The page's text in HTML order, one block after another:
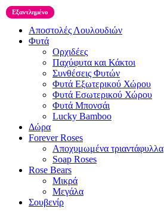
Αποστολές Λουλουδιών
Φυτά
Ορχιδέες
Παχύφυτα και Κάκτοι
Συνθέσεις Φυτών
Φυτά Εξωτερικού Χώρου
Φυτά Εσωτερικού Χώρου
Φυτά Μπονσάι
Lucky Bamboo
Δώρα
Forever Roses
Αποχυμωμένα τριαντάφυλλα
Soap Roses
Rose Βears
Μικρά
Μεγάλα
Σουβενίρ
Εξαντλημένο
Εξαντλημένο